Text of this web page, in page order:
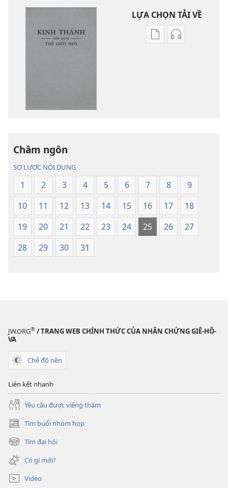
LỰA CHỌN TẢI VỀ
Tùy
—
Bản
dịch
Thế
Giới
Mới
Tùy
Bản
dịch
Thế
Giới
Mới
Châm ngôn
SƠ LƯỢC NỘI DUNG
1 2 3 4 5 6 7 8
9
10
11 12 13 14 15 16 17
18
19
20 21 22 23 24 25 26
27
28
29 30 31
JW.ORG® / TRANG WEB CHÍNH THỨC CỦA NHÂN CHỨNG GIÊ-HÔ-
VA
Chế độ nền
Liên kết nhanh
Yêu cầu được viếng thăm
Tìm buổi nhóm họp
(mở
cửa
sổ
mới)
Tìm đại hội
(mở
cửa
sổ
mới)
Có gì mới?
Video